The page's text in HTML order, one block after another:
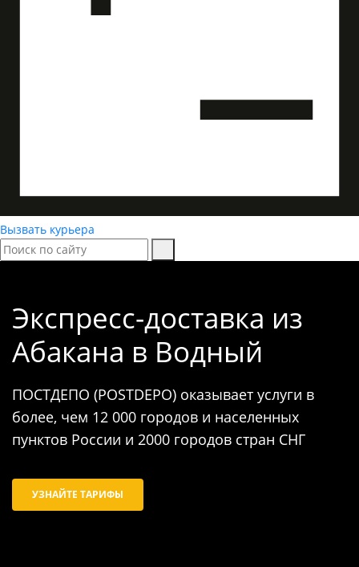
Вызвать курьера
Экспресс-доставка из
Абакана в Водный
ПОСТДЕПО (POSTDEPO) оказывает услуги в
более, чем 12 000 городов и населенных
пунктов России и 2000 городов стран СНГ
УЗНАЙТЕ ТАРИФЫ